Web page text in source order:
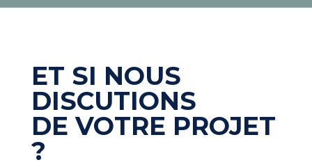
ET SI NOUS
DISCUTIONS
DE VOTRE PROJET
?